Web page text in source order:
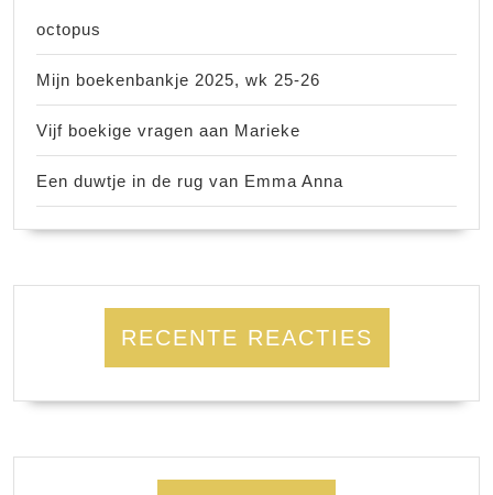
octopus
Mijn boekenbankje 2025, wk 25-26
Vijf boekige vragen aan Marieke
Een duwtje in de rug van Emma Anna
RECENTE REACTIES